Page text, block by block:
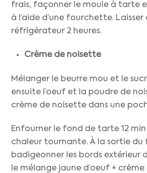
frais, façonner le moule à tarte
à l’aide d’une fourchette.
réfrigérateur 2 heures.
Crème de noisette
Mélanger le beurre mou et le
ensuite l’oeuf et la poudre de
crème de noisette dans une
Enfourner le fond de tarte 12 min
chaleur tournante. À la sortie du
badigeonner les bords extérieur
le mélange jaune d’oeuf + crème